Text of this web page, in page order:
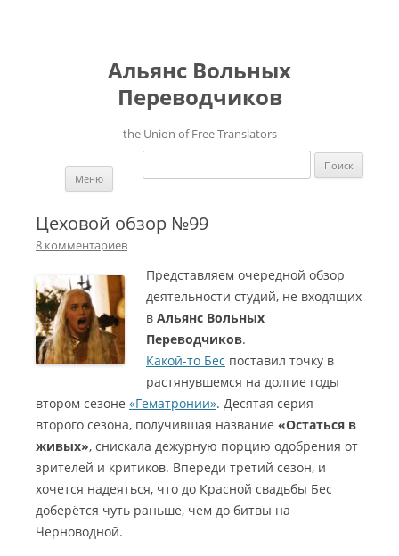
Альянс Вольных
Переводчиков
the Union of Free Translators
Найти:
Меню
Цеховой обзор №99
8 комментариев
Представляем очередной обзор
деятельности студий, не входящих
в Альянс Вольных
Переводчиков.
Какой-то Бес поставил точку в
растянувшемся на долгие годы
втором сезоне «Гематронии». Десятая серия
второго сезона, получившая название «Остаться в
живых», снискала дежурную порцию одобрения от
зрителей и критиков. Впереди третий сезон, и
хочется надеяться, что до Красной свадьбы Бес
доберётся чуть раньше, чем до битвы на
Черноводной.